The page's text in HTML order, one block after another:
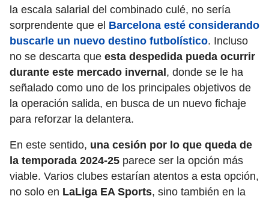
la escala salarial del combinado culé, no sería
sorprendente que el Barcelona esté considerando
buscarle un nuevo destino futbolístico. Incluso
no se descarta que esta despedida pueda ocurrir
durante este mercado invernal , donde se le ha
señalado como uno de los principales objetivos de
la operación salida, en busca de un nuevo fichaje
para reforzar la delantera.
En este sentido, una cesión por lo que queda de
la temporada 2024-25 parece ser la opción más
viable. Varios clubes estarían atentos a esta opción,
no solo en LaLiga EA Sports, sino también en la